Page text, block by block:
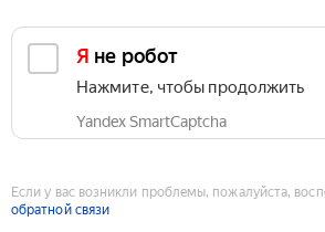
Я не робот
Нажмите, чтобы продолжить
Yandex SmartCaptcha
Если у вас возникли проблемы, пожалуйста,
обратной связи